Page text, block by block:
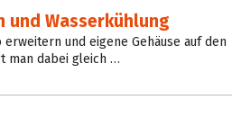
und Wasserkühlung
und eigene Gehäuse auf den
man dabei gleich …